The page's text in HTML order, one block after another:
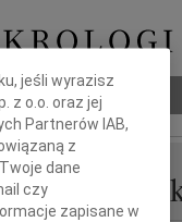
jeśli wyrazisz
z o.o. oraz jej
Partnerów IAB,
z
dane
czy
zapisane w